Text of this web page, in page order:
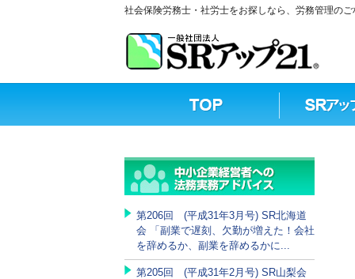
社会保険労務士・社労士をお探しなら、労務管理の
第206回 (平成31年3月号) SR北海道
会 「副業で遅刻、欠勤が増えた！会社
を辞めるか、副業を辞めるかに...
第205回 (平成31年2月号) SR山梨会